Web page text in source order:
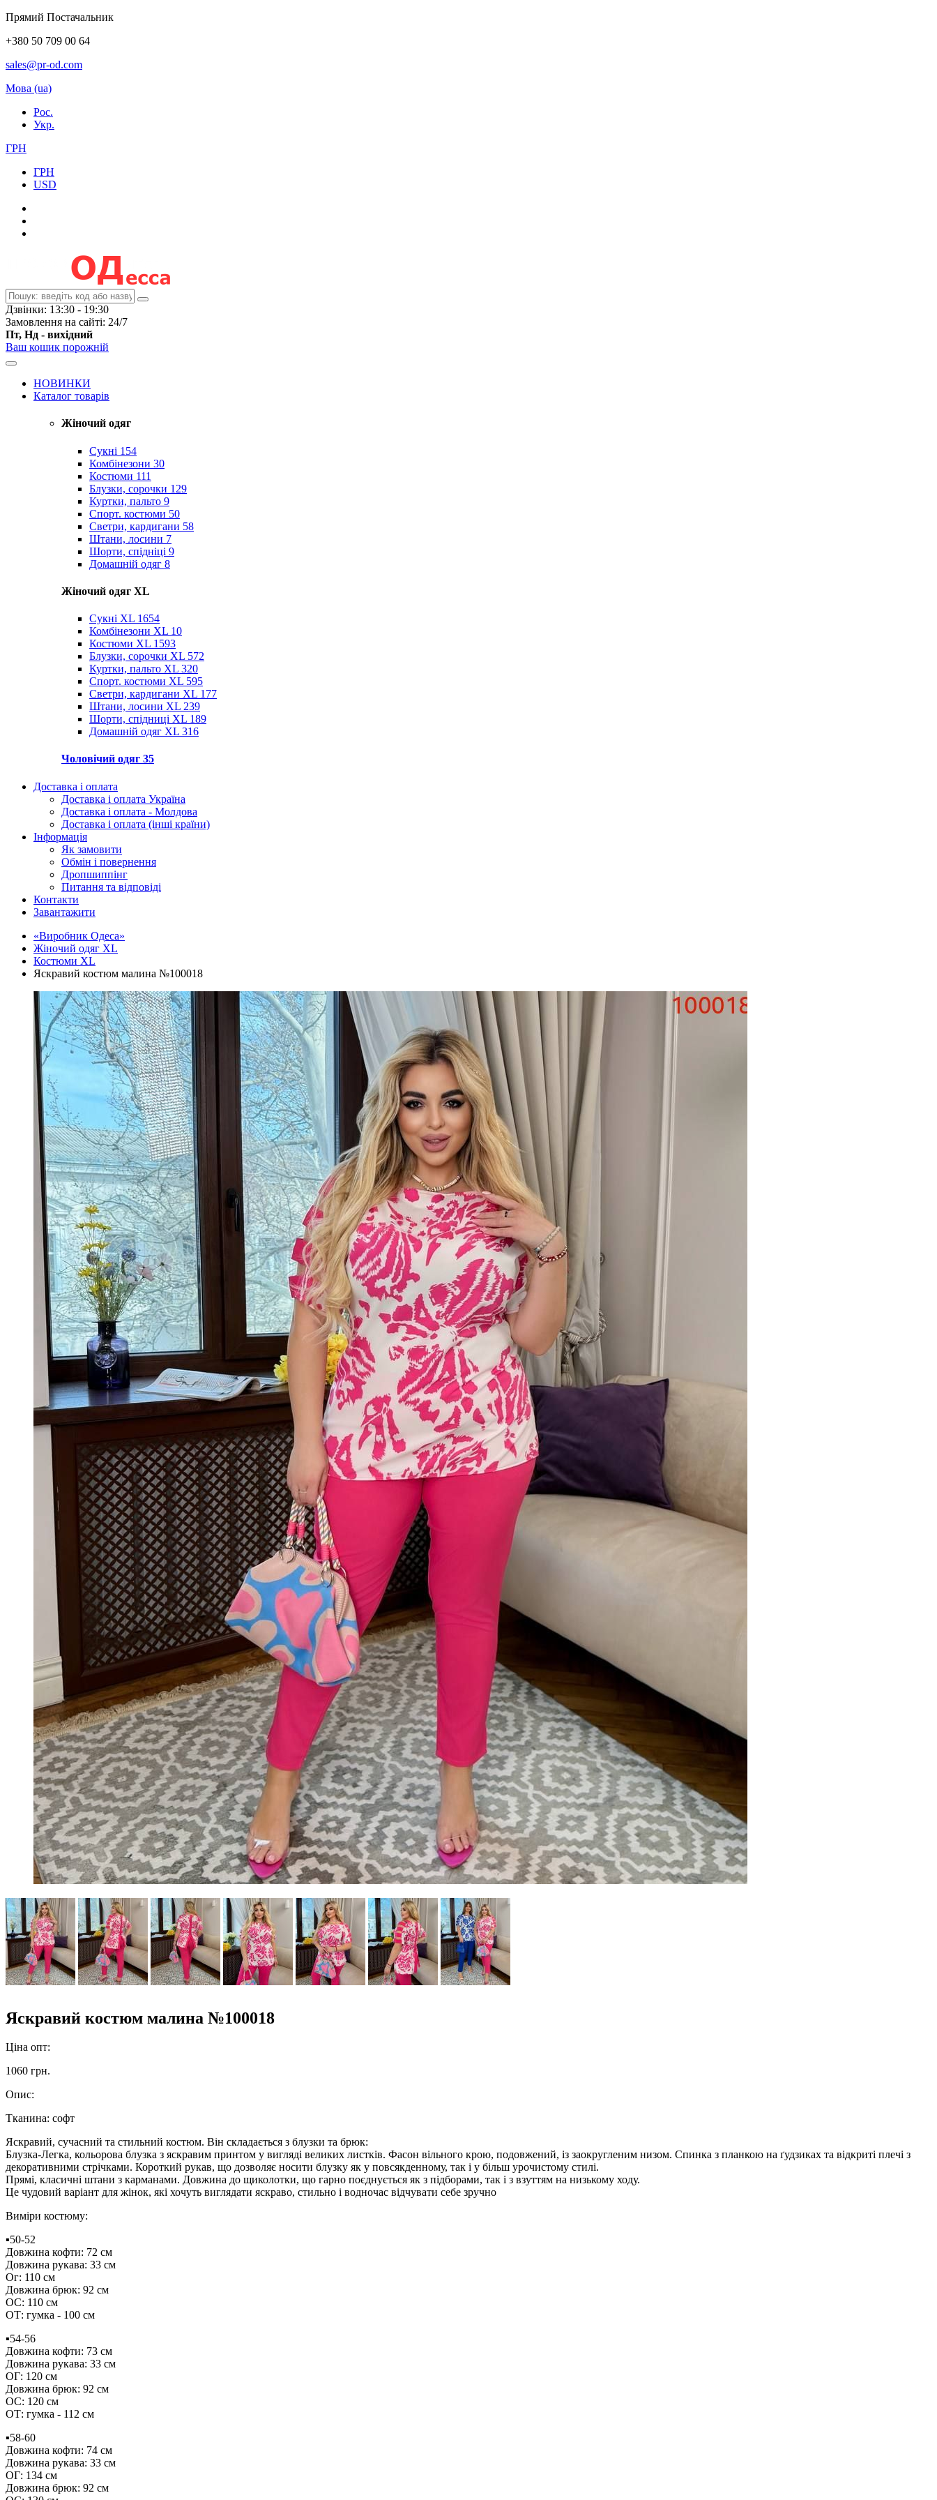
Прямий Постачальник
+380 50 709 00 64
sales@pr-od.com
Мова (ua)
Рос.
Укр.
ГРН
ГРН
USD
Дзвінки: 13:30 - 19:30
Замовлення на сайті: 24/7
Пт, Нд - вихідний
Ваш кошик порожній
НОВИНКИ
Каталог товарів
Жіночий одяг
Сукні 154
Комбінезони 30
Костюми 111
Блузки, сорочки 129
Куртки, пальто 9
Спорт. костюми 50
Светри, кардигани 58
Штани, лосини 7
Шорти, спідніці 9
Домашній одяг 8
Жіночий одяг XL
Cукні XL 1654
Комбінезони XL 10
Костюми XL 1593
Блузки, сорочки XL 572
Куртки, пальто XL 320
Спорт. костюми XL 595
Светри, кардигани XL 177
Штани, лосини XL 239
Шорти, спідниці XL 189
Домашній одяг XL 316
Чоловічий одяг 35
Доставка і оплата
Доставка і оплата Україна
Доставка і оплата - Молдова
Доставка і оплата (інші країни)
Інформація
Як замовити
Обмін і повернення
Дропшиппінг
Питання та відповіді
Контакти
Завантажити
«Виробник Одеса»
Жіночий одяг XL
Костюми XL
Яскравий костюм малина №100018
Яскравий костюм малина №100018
Ціна опт:
1060 грн.
Опис:
Тканина: софт
Яскравий, сучасний та стильний костюм. Він складається з блузки та брюк:
Блузка-Легка, кольорова блузка з яскравим принтом у вигляді великих листків. Фасон вільного крою, подовжений, із заокругленим низом. Спинка з планкою на ґудзиках та відкриті плечі з
декоративними стрічками. Короткий рукав, що дозволяє носити блузку як у повсякденному, так і у більш урочистому стилі.
Прямі, класичні штани з карманами. Довжина до щиколотки, що гарно поєднується як з підборами, так і з взуттям на низькому ходу.
Це чудовий варіант для жінок, які хочуть виглядати яскраво, стильно і водночас відчувати себе зручно
Виміри костюму:
▪️50-52
Довжина кофти: 72 см
Довжина рукава: 33 см
Ог: 110 см
Довжина брюк: 92 см
ОС: 110 см
ОТ: гумка - 100 см
▪️54-56
Довжина кофти: 73 см
Довжина рукава: 33 см
ОГ: 120 см
Довжина брюк: 92 см
ОС: 120 см
ОТ: гумка - 112 см
▪️58-60
Довжина кофти: 74 см
Довжина рукава: 33 см
ОГ: 134 см
Довжина брюк: 92 см